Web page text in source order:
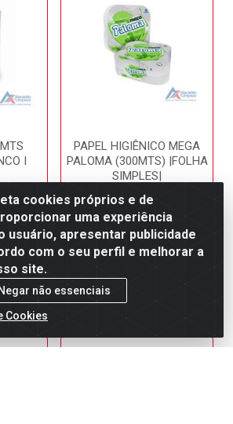
I
1
PAPEL HIGIÊNICO MEGA
PALOMA (300MTS) |FOLHA
SIMPLES|
Código: 1106
Embalagem: FD/1
Faça seu login ou
ver preços e
cookies próprios e de
uma experiência
usuário, apresentar publicidade
com o seu perfil e melhorar a
site.
não essenciais
Cookies